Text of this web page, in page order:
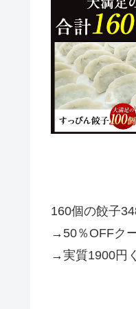
160個の餃子
→50％OFFク
→実質1900円